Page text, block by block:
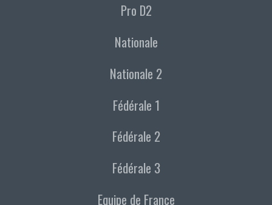
Pro D2
Nationale
Nationale 2
Fédérale 1
Fédérale 2
Fédérale 3
Equipe de France